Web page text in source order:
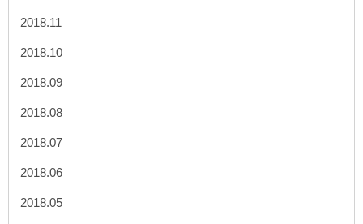
2018.11
2018.10
2018.09
2018.08
2018.07
2018.06
2018.05